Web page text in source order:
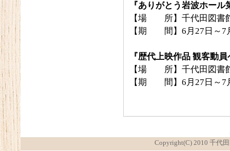
『ありがとう岩波ホー
【場 所】千代田図書
【期 間】6月27日～7
『歴代上映作品 観客動
【場 所】千代田図書
【期 間】6月27日～7
Copyright(C) 2010 千代